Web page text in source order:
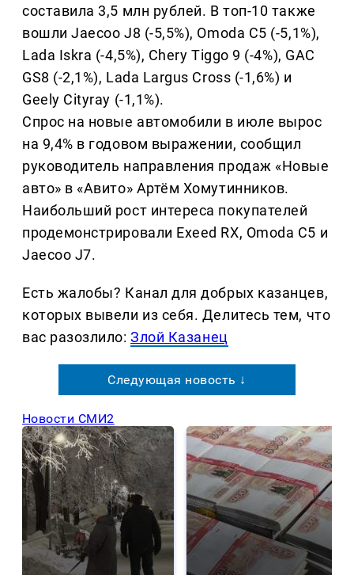
составила 3,5 млн рублей. В топ-10 также
вошли Jaecoo J8 (-5,5%), Omoda C5 (-5,1%),
Lada Iskra (-4,5%), Chery Tiggo 9 (-4%), GAC
GS8 (-2,1%), Lada Largus Cross (-1,6%) и
Geely Cityray (-1,1%).
Спрос на новые автомобили в июле вырос
на 9,4% в годовом выражении, сообщил
руководитель направления продаж «Новые
авто» в «Авито» Артём Хомутинников.
Наибольший рост интереса покупателей
продемонстрировали Exeed RX, Omoda C5 и
Jaecoo J7.
Есть жалобы? Канал для добрых казанцев,
которых вывели из себя. Делитеcь тем, что
вас разозлило:Злой Казанец
Следующая новость ↓
Новости СМИ2